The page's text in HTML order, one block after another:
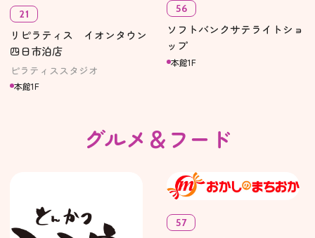
21
リピラティス イオンタウン
四日市泊店
ピラティススタジオ
本館1F
56
ソフトバンクサテライトショ
ップ
本館1F
グルメ＆フード
57